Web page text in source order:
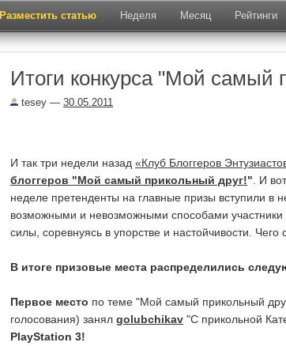
Разместить статью Неделя Месяц Рейтинги
Итоги конкурса "Мой самый
tesey — 30.05.2011
И так три недели назад «Клуб Блоггеров
блоггеров "Мой самый прикольный друг!" . И
неделе претенденты на главные призы вступили в
возможными и невозможными способами
силы, соревнуясь в упорстве и настойчивости. Чего
В итоге призовые места распределились
Первое место по теме "Мой самый прикольный
голосования) занял golubchikav "С прикольной
PlayStation 3!